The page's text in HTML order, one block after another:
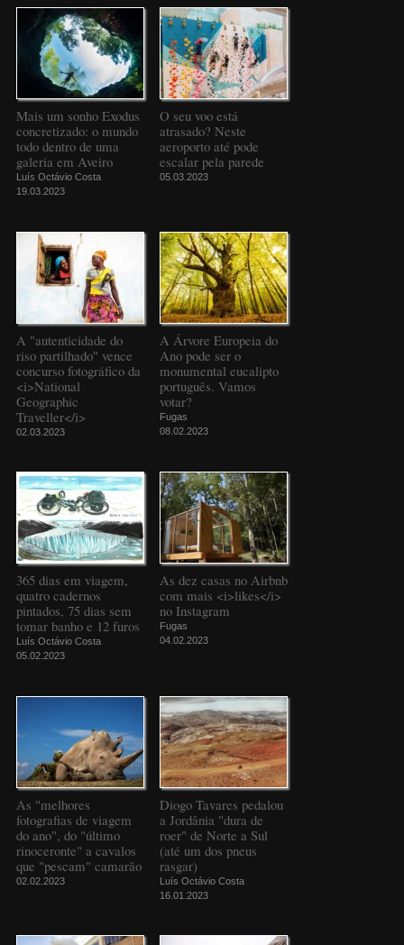
Mais um sonho Exodus
concretizado: o mundo
todo dentro de uma
galeria em Aveiro
Luís Octávio Costa
19.03.2023
O seu voo está
atrasado? Neste
aeroporto até pode
escalar pela parede
05.03.2023
A "autenticidade do
riso partilhado" vence
concurso fotográfico da
<i>National
Geographic
Traveller</i>
02.03.2023
A Árvore Europeia do
Ano pode ser o
monumental eucalipto
português. Vamos
votar?
Fugas
08.02.2023
365 dias em viagem,
quatro cadernos
pintados, 75 dias sem
tomar banho e 12 furos
Luís Octávio Costa
05.02.2023
As dez casas no Airbnb
com mais <i>likes</i>
no Instagram
Fugas
04.02.2023
As "melhores
fotografias de viagem
do ano", do "último
rinoceronte" a cavalos
que "pescam" camarão
02.02.2023
Diogo Tavares pedalou
a Jordânia "dura de
roer" de Norte a Sul
(até um dos pneus
rasgar)
Luís Octávio Costa
16.01.2023